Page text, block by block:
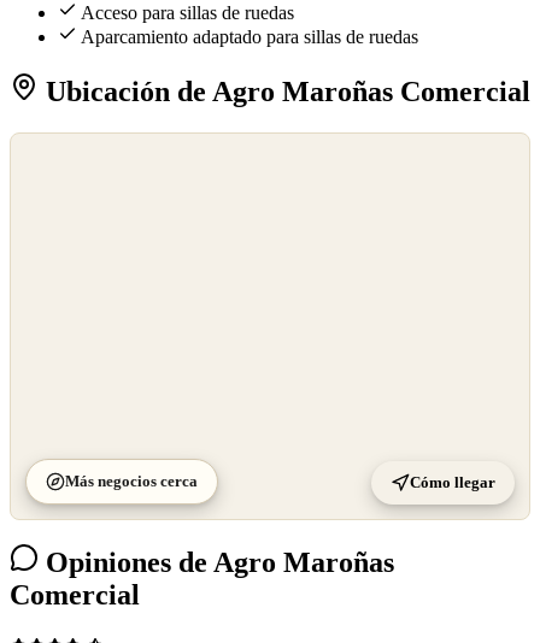
Acceso para sillas de ruedas
Aparcamiento adaptado para sillas de ruedas
Ubicación de Agro Maroñas Comercial
Más negocios cerca Cómo llegar
Opiniones de Agro Maroñas
Comercial